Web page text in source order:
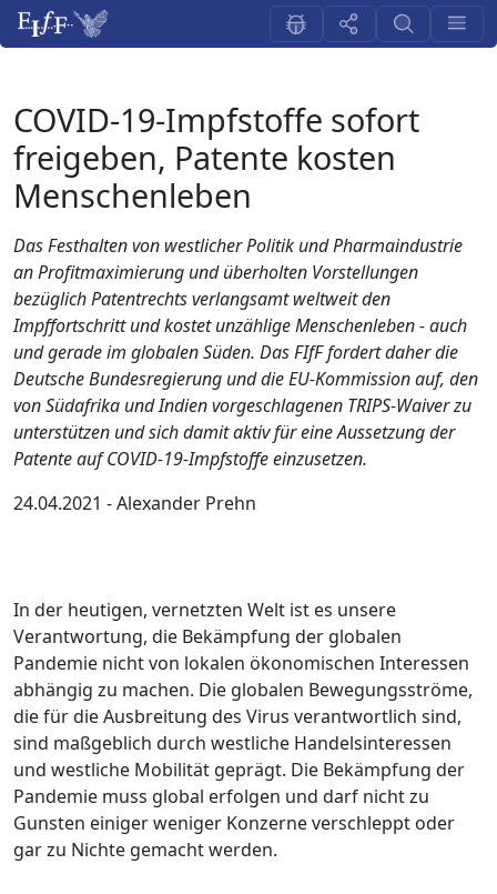
COVID-19-Impfstoffe sofort
freigeben, Patente kosten
Menschenleben
Das Festhalten von westlicher Politik und Pharmaindustrie
an Profitmaximierung und überholten Vorstellungen
bezüglich Patentrechts verlangsamt weltweit den
Impffortschritt und kostet unzählige Menschenleben - auch
und gerade im globalen Süden. Das FIfF fordert daher die
Deutsche Bundesregierung und die EU-Kommission auf, den
von Südafrika und Indien vorgeschlagenen TRIPS-Waiver zu
unterstützen und sich damit aktiv für eine Aussetzung der
Patente auf COVID-19-Impfstoffe einzusetzen.
24.04.2021 - Alexander Prehn
In der heutigen, vernetzten Welt ist es unsere
Verantwortung, die Bekämpfung der globalen
Pandemie nicht von lokalen ökonomischen Interessen
abhängig zu machen. Die globalen Bewegungsströme,
die für die Ausbreitung des Virus verantwortlich sind,
sind maßgeblich durch westliche Handelsinteressen
und westliche Mobilität geprägt. Die Bekämpfung der
Pandemie muss global erfolgen und darf nicht zu
Gunsten einiger weniger Konzerne verschleppt oder
gar zu Nichte gemacht werden.